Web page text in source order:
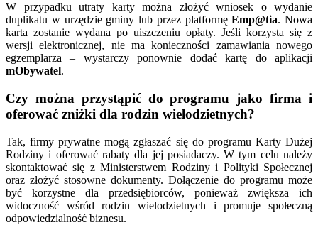
W przypadku utraty karty można złożyć wniosek o wydanie
duplikatu w urzędzie gminy lub przez platformęEmp@tia. Nowa
karta zostanie wydana po uiszczeniu opłaty. Jeśli korzysta się z
wersji elektronicznej, nie ma konieczności zamawiania nowego
egzemplarza – wystarczy ponownie dodać kartę do aplikacji
mObywatel.
Czy można przystąpić do programu jako firma i
oferować zniżki dla rodzin wielodzietnych?
Tak, firmy prywatne mogą zgłaszać się do programu Karty Dużej
Rodziny i oferować rabaty dla jej posiadaczy. W tym celu należy
skontaktować się z Ministerstwem Rodziny i Polityki Społecznej
oraz złożyć stosowne dokumenty. Dołączenie do programu może
być korzystne dla przedsiębiorców, ponieważ zwiększa ich
widoczność wśród rodzin wielodzietnych i promuje społeczną
odpowiedzialność biznesu.